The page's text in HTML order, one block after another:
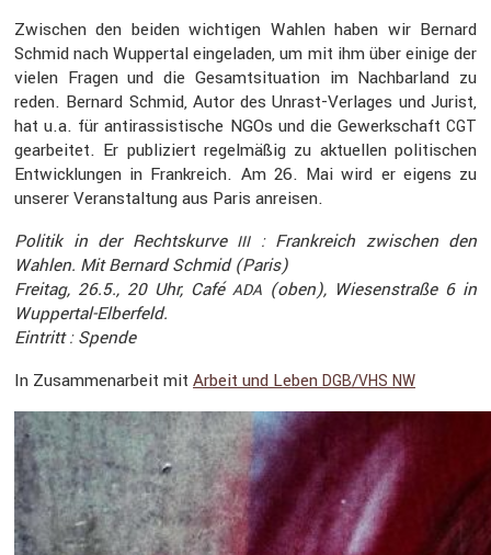
Zwischen den beiden wichtigen Wahlen haben wir Bernard
Schmid nach Wuppertal einge­laden, um mit ihm über einige der
vielen Fragen und die Gesamt­si­tua­tion im Nachbar­land zu
reden. Bernard Schmid, Autor des Unrast-Verlages und Jurist,
hat u.a. für antiras­sis­ti­sche NGOs und die Gewerk­schaft CGT
gearbeitet. Er publi­ziert regel­mäßig zu aktuellen politi­schen
Entwick­lungen in Frank­reich. Am 26. Mai wird er eigens zu
unserer Veran­stal­tung aus Paris anreisen.
Politik in der Rechts­kurve III: Frank­reich zwischen den
Wahlen. Mit Bernard Schmid (Paris)
Freitag, 26.5., 20 Uhr, Café ADA (oben), Wiesen­straße 6 in
Wuppertal-Elber­feld.
Eintritt : Spende
In Zusam­men­ar­beit mit Arbeit und Leben DGB/VHS NW